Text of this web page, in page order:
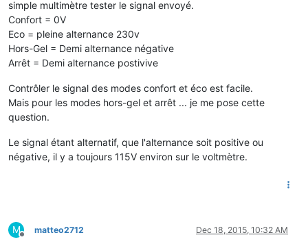
simple multimètre tester le signal envoyé.
Confort = 0V
Eco = pleine alternance 230v
Hors-Gel = Demi alternance négative
Arrêt = Demi alternance postivive
Contrôler le signal des modes confort et éco est facile.
Mais pour les modes hors-gel et arrêt ... je me pose cette
question.
Le signal étant alternatif, que l'alternance soit positive ou
négative, il y a toujours 115V environ sur le voltmètre.
M
Offline
matteo2712 Dec 18, 2015, 10:32 AM